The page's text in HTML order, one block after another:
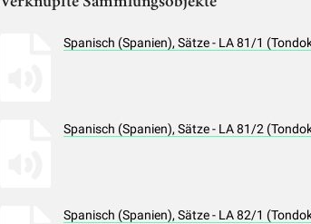
Spanisch (Spanien), Sätze - LA 81/1
Spanisch (Spanien), Sätze - LA 81/2
Spanisch (Spanien), Sätze - LA 82/1